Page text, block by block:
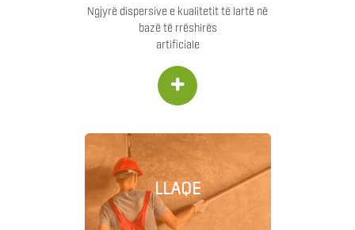
Ngjyrë dispersive e kualitetit të lartë në
bazë të rrëshirës
artificiale
+
LLAQE